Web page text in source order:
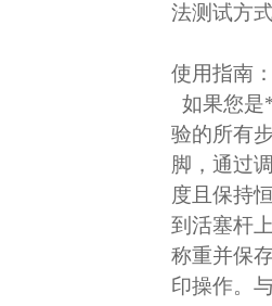
法测试方
使用指南
如果您是
验的所有
脚，通过
度且保持
到活塞杆
称重并保
印操作。